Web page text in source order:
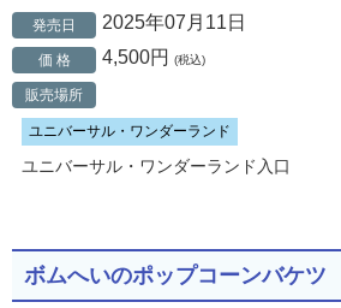
発売日 2025年07月11日
価 格 4,500円 (税込)
販売場所
ユニバーサル・ワンダーランド
ユニバーサル・ワンダーランド入口
ボムへいのポップコーンバケツ